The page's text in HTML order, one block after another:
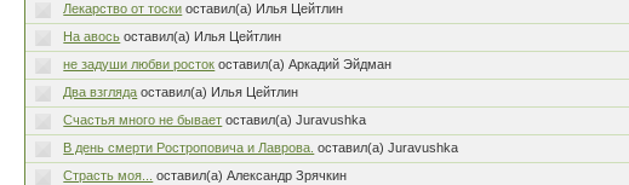
Лекарство от тоски оставил(а) Илья Цейтлин
На авось оставил(а) Илья Цейтлин
не задуши любви росток оставил(а) Аркадий Эйдман
Два взгляда оставил(а) Илья Цейтлин
Счастья много не бывает оставил(а) Juravushka
В день смерти Ростроповича и Лаврова. оставил(а) Juravushka
Страсть моя...
оставил(а) Александр Зрячкин